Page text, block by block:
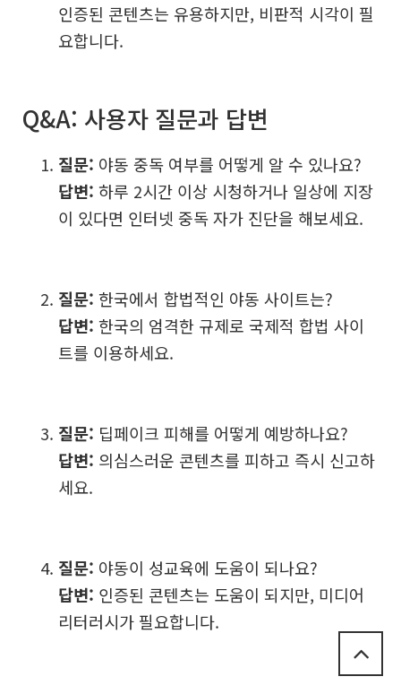
인증된 콘텐츠는 유용하지만, 비판적 시각이 필
요합니다.
Q&A: 사용자 질문과 답변
질문: 야동 중독 여부를 어떻게 알 수 있나요?
답변: 하루 2시간 이상 시청하거나 일상에 지장
이 있다면 인터넷 중독 자가 진단을 해보세요.
질문: 한국에서 합법적인 야동 사이트는?
답변: 한국의 엄격한 규제로 국제적 합법 사이
트를 이용하세요.
질문: 딥페이크 피해를 어떻게 예방하나요?
답변: 의심스러운 콘텐츠를 피하고 즉시 신고하
세요.
질문: 야동이 성교육에 도움이 되나요?
답변: 인증된 콘텐츠는 도움이 되지만, 미디어
리터러시가 필요합니다.